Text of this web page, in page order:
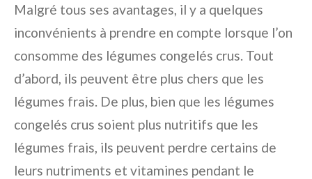
Malgré tous ses avantages, il y a quelques
inconvénients à prendre en compte lorsque l’on
consomme des légumes congelés crus. Tout
d’abord, ils peuvent être plus chers que les
légumes frais. De plus, bien que les légumes
congelés crus soient plus nutritifs que les
légumes frais, ils peuvent perdre certains de
leurs nutriments et vitamines pendant le